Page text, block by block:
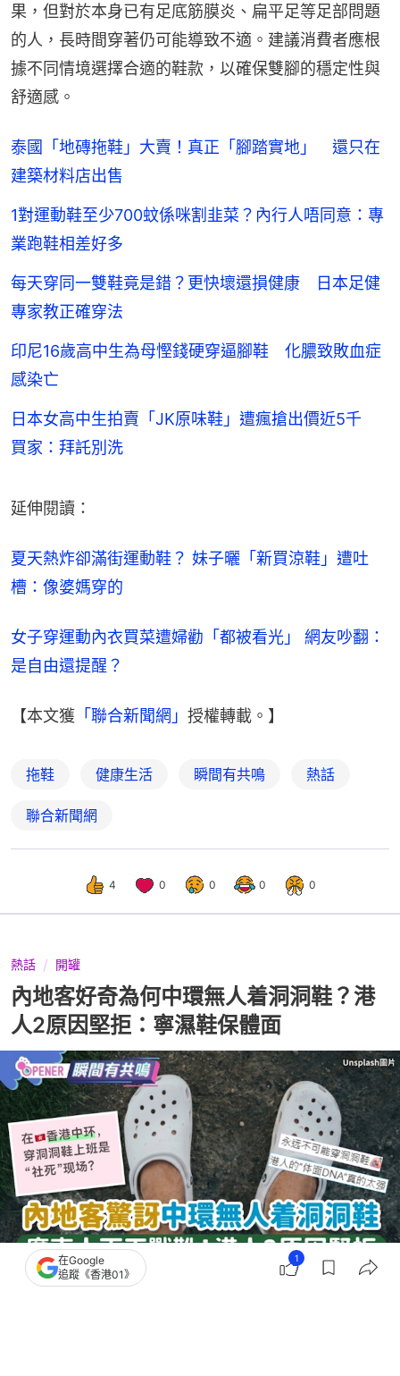
果，但對於本身已有足底筋膜炎、扁平足等足部問題
的人，長時間穿著仍可能導致不適。建議消費者應根
據不同情境選擇合適的鞋款，以確保雙腳的穩定性與
舒適感。
泰國「地磚拖鞋」大賣！真正「腳踏實地」 還只在
建築材料店出售
1對運動鞋至少700蚊係咪割韭菜？內行人唔同意：專
業跑鞋相差好多
每天穿同一雙鞋竟是錯？更快壞還損健康 日本足健
專家教正確穿法
印尼16歲高中生為母慳錢硬穿逼腳鞋 化膿致敗血症
感染亡
日本女高中生拍賣「JK原味鞋」遭瘋搶出價近5千
買家：拜託別洗
延伸閱讀：
夏天熱炸卻滿街運動鞋？ 妹子曬「新買涼鞋」遭吐
槽：像婆媽穿的
女子穿運動內衣買菜遭婦勸「都被看光」 網友吵翻：
是自由還提醒？
【本文獲 「聯合新聞網」 授權轉載。】
拖鞋 健康生活 瞬間有共鳴 熱話
聯合新聞網
4 0 0 0 0
熱話 開罐
內地客好奇為何中環無人着洞洞鞋？港
人2原因堅拒：寧濕鞋保體面
撰文：奶茶妹
在Google
追蹤《香港01》
1